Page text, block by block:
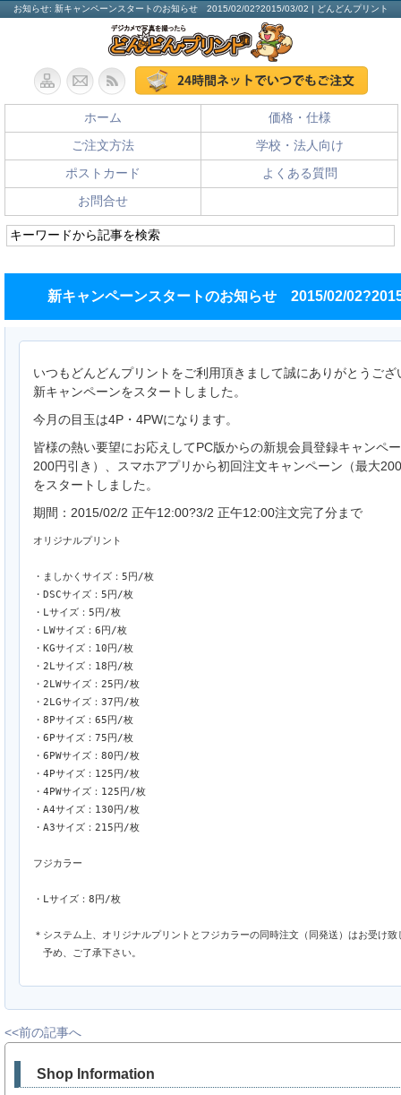
お知らせ: 新キャンペーンスタートのお知らせ 2015/02/02?2015/03/02 | どんどんプリント
ホーム 価格・仕様
ご注文方法 学校・法人向け
ポストカード よくある質問
お問合せ
新キャンペーンスタートのお知らせ 2015/02/
いつもどんどんプリントをご利用頂きまして誠にありがとうござ
新キャンペーンをスタートしました。
今月の目玉は4P・4PWになります。
皆様の熱い要望にお応えしてPC版からの新規会員登録キャンペ
200円引き）、スマホアプリから初回注文キャンペーン（最大
をスタートしました。
期間：2015/02/2 正午12:00?3/2 正午12:00注文完了分まで
オリジナルプリント
・ましかくサイズ：5円/枚
・DSCサイズ：5円/枚
・Lサイズ：5円/枚
・LWサイズ：6円/枚
・KGサイズ：10円/枚
・2Lサイズ：18円/枚
・2LWサイズ：25円/枚
・2LGサイズ：37円/枚
・8Pサイズ：65円/枚
・6Pサイズ：75円/枚
・6PWサイズ：80円/枚
・4Pサイズ：125円/枚
・4PWサイズ：125円/枚
・A4サイズ：130円/枚
・A3サイズ：215円/枚
フジカラー
・Lサイズ：8円/枚
＊システム上、オリジナルプリントとフジカラーの同時注文（同発送）はお受け致
予め、ご了承下さい。
<<前の記事へ
Shop Information